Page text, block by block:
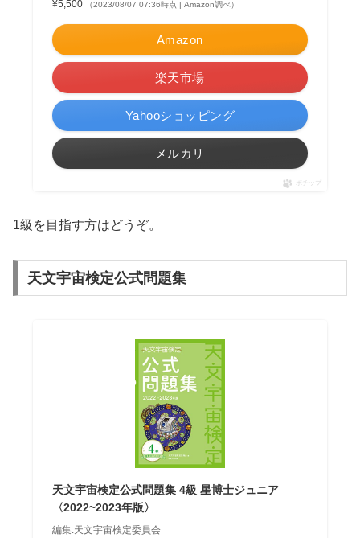
¥5,500 （2023/08/07 07:36時点 | Amazon調べ）
Amazon
楽天市場
Yahooショッピング
メルカリ
ポチップ
1級を目指す方はどうぞ。
天文宇宙検定公式問題集
天文宇宙検定公式問題集 4級 星博士ジュニア
〈2022~2023年版〉
編集:天文宇宙検定委員会